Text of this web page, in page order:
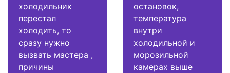
холодильник
перестал
холодить, то
сразу нужно
вызвать мастера ,
причины
остановок,
температура
внутри
холодильной и
морозильной
камерах выше